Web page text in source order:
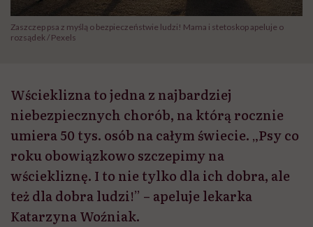
Zaszczep psa z myślą o bezpieczeństwie ludzi! Mama i stetoskop apeluje o
rozsądek / Pexels
Wścieklizna to jedna z najbardziej
niebezpiecznych chorób, na którą rocznie
umiera 50 tys. osób na całym świecie. „Psy co
roku obowiązkowo szczepimy na
wściekliznę. I to nie tylko dla ich dobra, ale
też dla dobra ludzi!” – apeluje lekarka
Katarzyna Woźniak.